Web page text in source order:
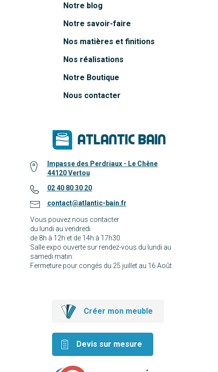
Notre blog
Notre savoir-faire
Nos matières et finitions
Nos réalisations
Notre Boutique
Nous contacter
Impasse des Perdriaux - Le Chêne
44120 Vertou
02 40 80 30 20
contact@atlantic-bain.fr
Vous pouvez nous contacter
du lundi au vendredi
de 8h à 12h et de 14h à 17h30.
Salle expo ouverte sur rendez-vous du lundi au
samedi matin.
Fermeture pour congés du 25 juillet au 16 Août.
Créer mon meuble
Devis sur mesure